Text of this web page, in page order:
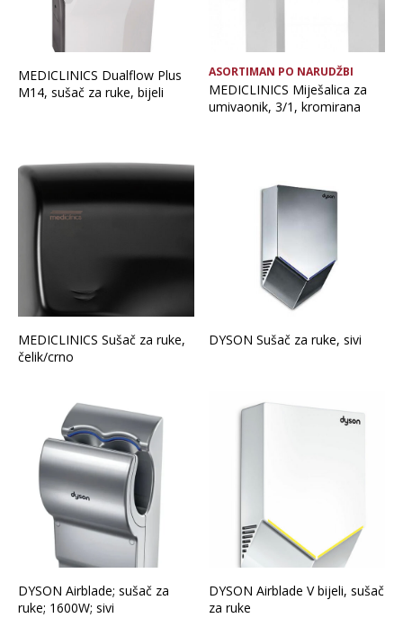
MEDICLINICS Dualflow Plus
M14, sušač za ruke, bijeli
ASORTIMAN PO NARUDŽBI
MEDICLINICS Miješalica za
umivaonik, 3/1, kromirana
MEDICLINICS Sušač za ruke,
čelik/crno
DYSON Sušač za ruke, sivi
DYSON Airblade; sušač za
ruke; 1600W; sivi
DYSON Airblade V bijeli, sušač
za ruke